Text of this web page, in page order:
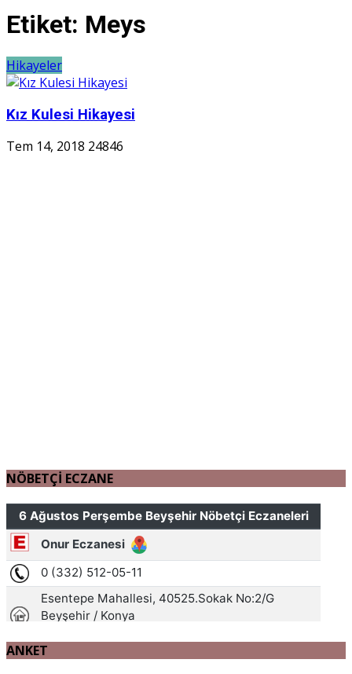
Etiket: Meys
Hikayeler
Kız Kulesi Hikayesi
Tem 14, 2018 24846
NÖBETÇİ ECZANE
ANKET